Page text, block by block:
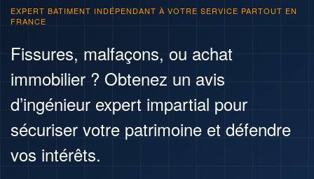
EXPERT BATIMENT INDÉPENDANT À VOTRE SERVICE PARTOUT EN
FRANCE
Fissures, malfaçons, ou achat
immobilier ? Obtenez un avis
d’ingénieur expert impartial pour
sécuriser votre patrimoine et défendre
vos intérêts.